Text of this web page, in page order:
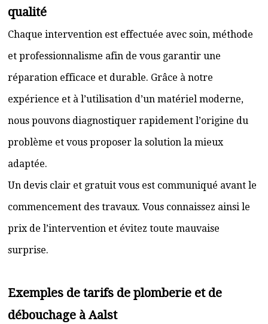
qualité
Chaque intervention est effectuée avec soin, méthode
et professionnalisme afin de vous garantir une
réparation efficace et durable. Grâce à notre
expérience et à l’utilisation d’un matériel moderne,
nous pouvons diagnostiquer rapidement l’origine du
problème et vous proposer la solution la mieux
adaptée.
Un devis clair et gratuit vous est communiqué avant le
commencement des travaux. Vous connaissez ainsi le
prix de l’intervention et évitez toute mauvaise
surprise.
Exemples de tarifs de plomberie et de
débouchage à Aalst